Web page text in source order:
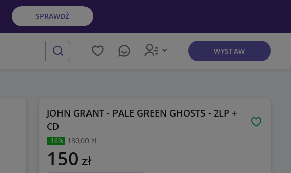
SPRAWDŹ
szukaj
WYSTAW
JOHN GRANT - PALE GREEN GHOSTS - 2LP +
CD
Obserwuj
-16% 180,00 zł
150 zł